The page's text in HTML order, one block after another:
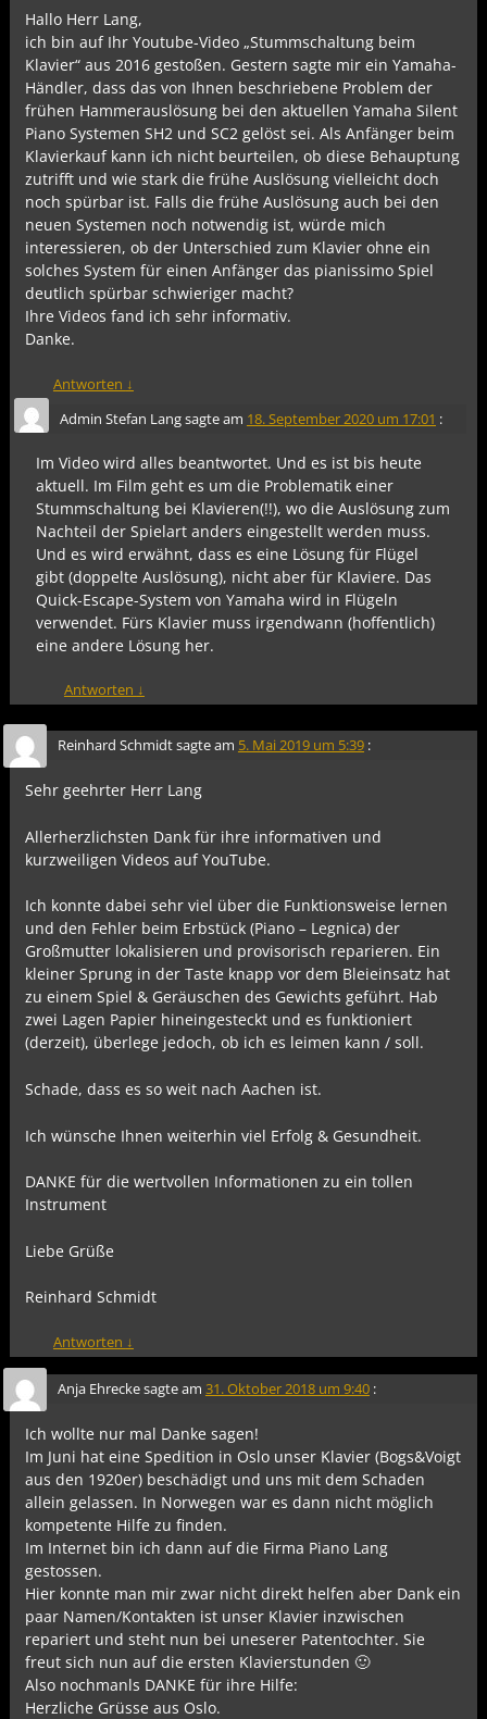
Hallo Herr Lang,
ich bin auf Ihr Youtube-Video „Stummschaltung beim
Klavier“ aus 2016 gestoßen. Gestern sagte mir ein Yamaha-
Händler, dass das von Ihnen beschriebene Problem der
frühen Hammerauslösung bei den aktuellen Yamaha Silent
Piano Systemen SH2 und SC2 gelöst sei. Als Anfänger beim
Klavierkauf kann ich nicht beurteilen, ob diese Behauptung
zutrifft und wie stark die frühe Auslösung vielleicht doch
noch spürbar ist. Falls die frühe Auslösung auch bei den
neuen Systemen noch notwendig ist, würde mich
interessieren, ob der Unterschied zum Klavier ohne ein
solches System für einen Anfänger das pianissimo Spiel
deutlich spürbar schwieriger macht?
Ihre Videos fand ich sehr informativ.
Danke.
Antworten ↓
Admin Stefan Langsagte am 18. September 2020 um 17:01 :
Im Video wird alles beantwortet. Und es ist bis heute
aktuell. Im Film geht es um die Problematik einer
Stummschaltung bei Klavieren(!!), wo die Auslösung zum
Nachteil der Spielart anders eingestellt werden muss.
Und es wird erwähnt, dass es eine Lösung für Flügel
gibt (doppelte Auslösung), nicht aber für Klaviere. Das
Quick-Escape-System von Yamaha wird in Flügeln
verwendet. Fürs Klavier muss irgendwann (hoffentlich)
eine andere Lösung her.
Antworten ↓
Reinhard Schmidtsagte am 5. Mai 2019 um 5:39 :
Sehr geehrter Herr Lang
Allerherzlichsten Dank für ihre informativen und
kurzweiligen Videos auf YouTube.
Ich konnte dabei sehr viel über die Funktionsweise lernen
und den Fehler beim Erbstück (Piano – Legnica) der
Großmutter lokalisieren und provisorisch reparieren. Ein
kleiner Sprung in der Taste knapp vor dem Bleieinsatz hat
zu einem Spiel & Geräuschen des Gewichts geführt. Hab
zwei Lagen Papier hineingesteckt und es funktioniert
(derzeit), überlege jedoch, ob ich es leimen kann / soll.
Schade, dass es so weit nach Aachen ist.
Ich wünsche Ihnen weiterhin viel Erfolg & Gesundheit.
DANKE für die wertvollen Informationen zu ein tollen
Instrument
Liebe Grüße
Reinhard Schmidt
Antworten ↓
Anja Ehreckesagte am 31. Oktober 2018 um 9:40 :
Ich wollte nur mal Danke sagen!
Im Juni hat eine Spedition in Oslo unser Klavier (Bogs&Voigt
aus den 1920er) beschädigt und uns mit dem Schaden
allein gelassen. In Norwegen war es dann nicht möglich
kompetente Hilfe zu finden.
Im Internet bin ich dann auf die Firma Piano Lang
gestossen.
Hier konnte man mir zwar nicht direkt helfen aber Dank ein
paar Namen/Kontakten ist unser Klavier inzwischen
repariert und steht nun bei uneserer Patentochter. Sie
freut sich nun auf die ersten Klavierstunden 🙂
Also nochmanls DANKE für ihre Hilfe:
Herzliche Grüsse aus Oslo.